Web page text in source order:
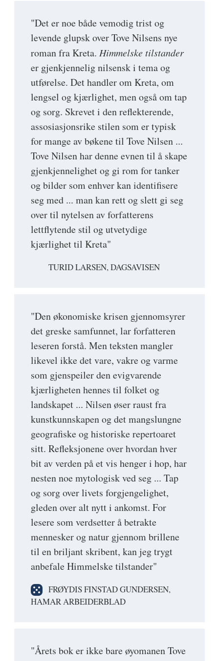
"Det er noe både vemodig trist og
levende glupsk over Tove Nilsens nye
roman fra Kreta. Himmelske tilstander
er gjenkjennelig nilsensk i tema og
utførelse. Det handler om Kreta, om
lengsel og kjærlighet, men også om tap
og sorg. Skrevet i den reflekterende,
assosiasjonsrike stilen som er typisk
for mange av bøkene til Tove Nilsen ...
Tove Nilsen har denne evnen til å skape
gjenkjennelighet og gi rom for tanker
og bilder som enhver kan identifisere
seg med ... man kan rett og slett gi seg
over til nytelsen av forfatterens
lettflytende stil og utvetydige
kjærlighet til Kreta"
TURID LARSEN, DAGSAVISEN
"Den økonomiske krisen gjennomsyrer
det greske samfunnet, lar forfatteren
leseren forstå. Men teksten mangler
likevel ikke det vare, vakre og varme
som gjenspeiler den evigvarende
kjærligheten hennes til folket og
landskapet ... Nilsen øser raust fra
kunstkunnskapen og det mangslungne
geografiske og historiske repertoaret
sitt. Refleksjonene over hvordan hver
bit av verden på et vis henger i hop, har
nesten noe mytologisk ved seg ... Tap
og sorg over livets forgjengelighet,
gleden over alt nytt i ankomst. For
lesere som verdsetter å betrakte
mennesker og natur gjennom brillene
til en briljant skribent, kan jeg trygt
anbefale Himmelske tilstander"
FRØYDIS FINSTAD GUNDERSEN,
HAMAR ARBEIDERBLAD
"Årets bok er ikke bare øyomanen Tove